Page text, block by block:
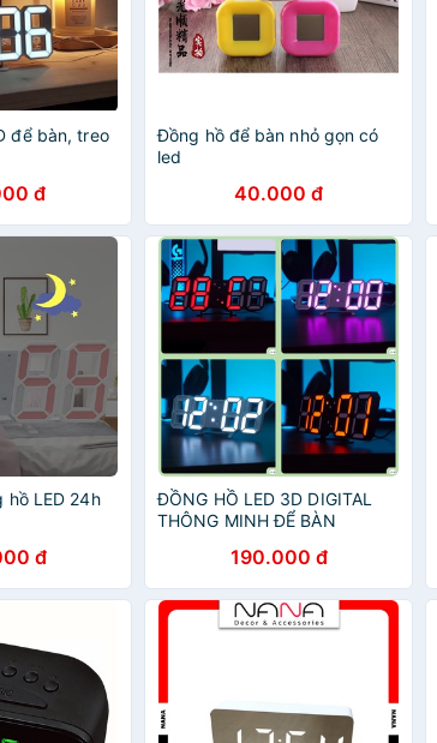
để bàn, treo
đ
Đồng hồ để bàn nhỏ gọn có
led
40.000 đ
hồ LED 24h
đ
ĐỒNG HỒ LED 3D DIGITAL
THÔNG MINH ĐỂ BÀN
190.000 đ